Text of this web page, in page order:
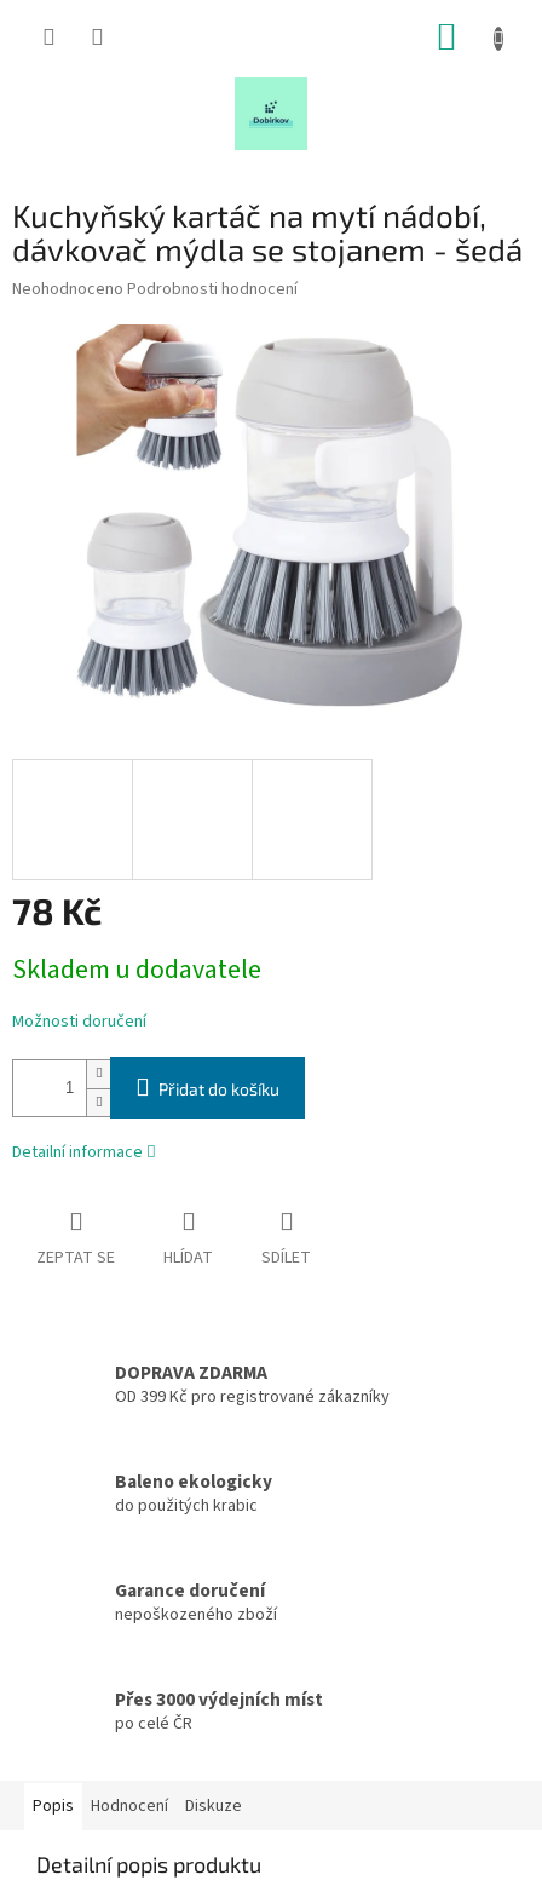
Kuchyňský kartáč na mytí nádobí,
dávkovač mýdla se stojanem - šedá
Průměrné
hvězdiček.
Neohodnoceno Podrobnosti hodnocení
78 Kč
cena:
Skladem u dodavatele
Možnosti doručení
Přidat do košíku
Detailní informace
ZEPTAT SE HLÍDAT SDÍLET
DOPRAVA ZDARMA
OD 399 Kč pro registrované zákazníky
Baleno ekologicky
do použitých krabic
Garance doručení
nepoškozeného zboží
Přes 3000 výdejních míst
po celé ČR
Popis Hodnocení Diskuze
Detailní popis produktu